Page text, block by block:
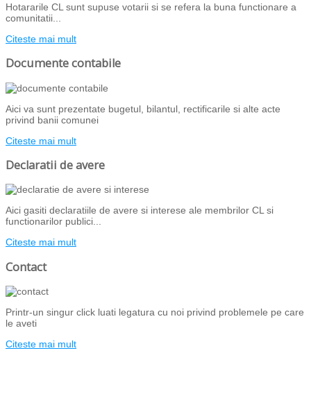
Hotararile CL sunt supuse votarii si se refera la buna functionare a
comunitatii...
Citeste mai mult
Documente contabile
Aici va sunt prezentate bugetul, bilantul, rectificarile si alte acte
privind banii comunei
Citeste mai mult
Declaratii de avere
Aici gasiti declaratiile de avere si interese ale membrilor CL si
functionarilor publici...
Citeste mai mult
Contact
Printr-un singur click luati legatura cu noi privind problemele pe care
le aveti
Citeste mai mult